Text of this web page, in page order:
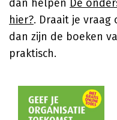
dan helpen De
hier?. Draait je vraag
dan zijn de boeken
praktisch.